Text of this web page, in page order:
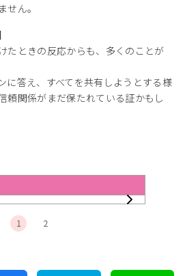
ん。
たときの反応からも、多くのことが
に答え、すべてを共有しようとする様
頼関係がまだ保たれている証かもし
1 2